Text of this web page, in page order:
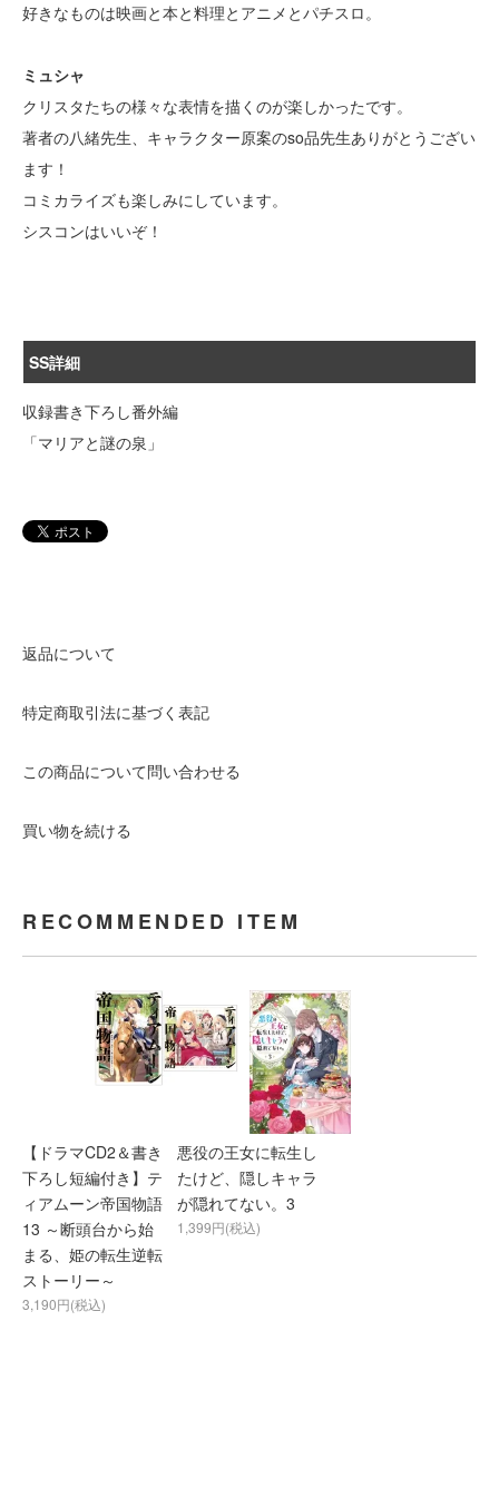
好きなものは映画と本と料理とアニメとパチスロ。
ミュシャ
クリスタたちの様々な表情を描くのが楽しかったです。
著者の八緒先生、キャラクター原案のso品先生ありがとうござい
ます！
コミカライズも楽しみにしています。
シスコンはいいぞ！
SS詳細
収録書き下ろし番外編
「マリアと謎の泉」
返品について
特定商取引法に基づく表記
この商品について問い合わせる
買い物を続ける
RECOMMENDED ITEM
【ドラマCD2＆書き
下ろし短編付き】テ
ィアムーン帝国物語
13 ～断頭台から始
まる、姫の転生逆転
ストーリー～
3,190円(税込)
悪役の王女に転生し
たけど、隠しキャラ
が隠れてない。3
1,399円(税込)